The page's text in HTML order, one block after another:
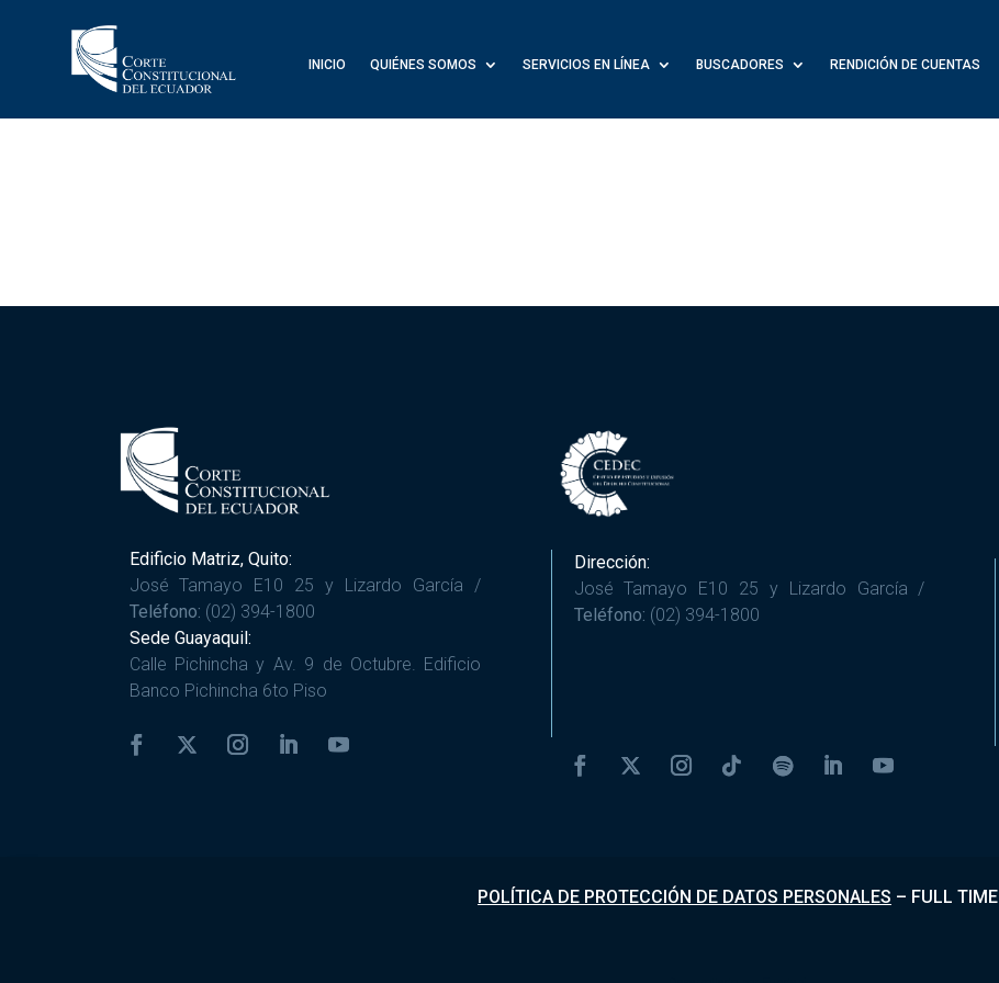
INICIO QUIÉNES SOMOS SERVICIOS EN LÍNEA BUSCADORES RENDICIÓN DE CUENTAS
Edificio Matriz, Quito:
José Tamayo E10 25 y Lizardo García /
Teléfono: (02) 394-1800
Sede Guayaquil:
Calle Pichincha y Av. 9 de Octubre. Edificio
Banco Pichincha 6to Piso
Dirección:
José Tamayo E10 25 y Lizardo García /
Teléfono: (02) 394-1800
POLÍTICA DE PROTECCIÓN DE DATOS PERSONALES – FULL TIME